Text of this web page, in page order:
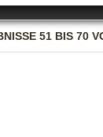
51 BIS 70
Zweck
Wird für die